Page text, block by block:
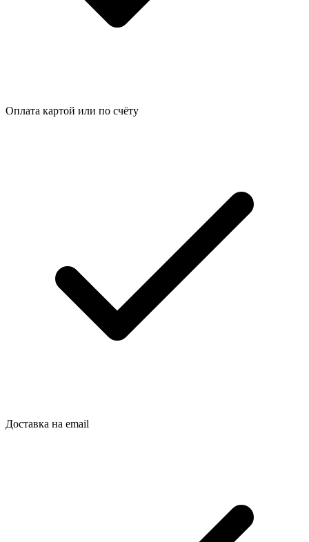
Оплата картой или по счёту
Доставка на email